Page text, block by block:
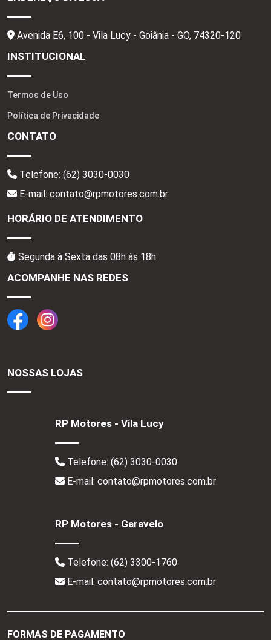
Avenida E6, 100 - Vila Lucy - Goiânia - GO, 74320-120
INSTITUCIONAL
Termos de Uso
Política de Privacidade
CONTATO
Telefone: (62) 3030-0030
E-mail: contato@rpmotores.com.br
HORÁRIO DE ATENDIMENTO
Segunda à Sexta das 08h às 18h
ACOMPANHE NAS REDES
NOSSAS LOJAS
RP Motores - Vila Lucy
Telefone: (62) 3030-0030
E-mail: contato@rpmotores.com.br
RP Motores - Garavelo
Telefone: (62) 3300-1760
E-mail: contato@rpmotores.com.br
FORMAS DE PAGAMENTO